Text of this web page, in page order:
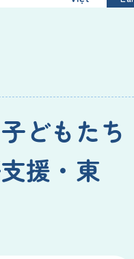
子どもたち
支援 ・ 東